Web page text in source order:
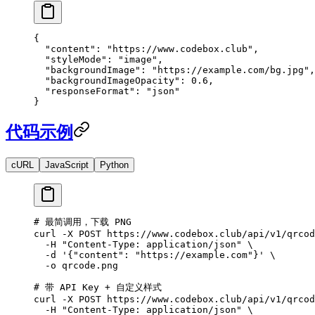
{
  "content"
: "https://www.codebox.club" ,
  "styleMode"
: "image" ,
  "backgroundImage"
: "https://example.com/bg.jpg" ,
  "backgroundImageOpacity"
: 0.6 ,
  "responseFormat"
:
"json"
}
代码示例
cURL JavaScript Python
# 最简调用，下载 PNG
curl
-X POST https://www.codebox.club/api/v1/
  -H
"Content-Type: application/json"
\
  -d
'{"content": "https://example.com"}'
\
  -o
qrcode.png
# 带 API Key + 自定义样式
curl
-X POST https://www.codebox.club/api/v1/
  -H
"Content-Type: application/json"
\